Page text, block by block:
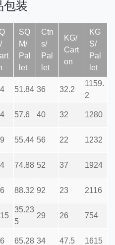
包装
SQ
M/
Pal
let
Ctn
s/
Pal
let
KG/
Cart
on
KG
S/
Pal
let
51.84 36 32.2
1159.
2
57.6 40 32 1280
55.44 56 22 1232
74.88 52 37 1924
88.32 92 23 2116
35.23
5
29 26 754
65.28 34 47.5 1615